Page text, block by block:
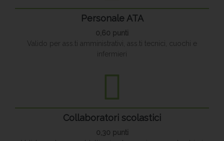
Personale ATA
0,60 punti
Valido per ass.ti amministrativi, ass.ti tecnici, cuochi e
infermieri
Collaboratori scolastici
0,30 punti